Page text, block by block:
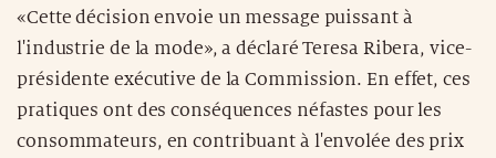
«Cette décision envoie un message puissant à
l'industrie de la mode», a déclaré Teresa Ribera, vice-
présidente exécutive de la Commission. En effet, ces
pratiques ont des conséquences néfastes pour les
consommateurs, en contribuant à l'envolée des prix